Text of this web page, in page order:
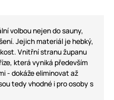
volbou nejen do sauny,
Jejich materiál je hebký,
Vnitřní stranu županu
která vyniká především
- dokáže eliminovat až
tedy vhodné i pro osoby s